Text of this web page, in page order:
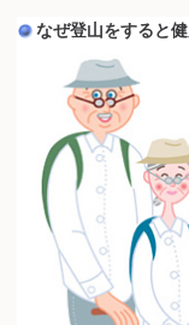
なぜ登山をすると